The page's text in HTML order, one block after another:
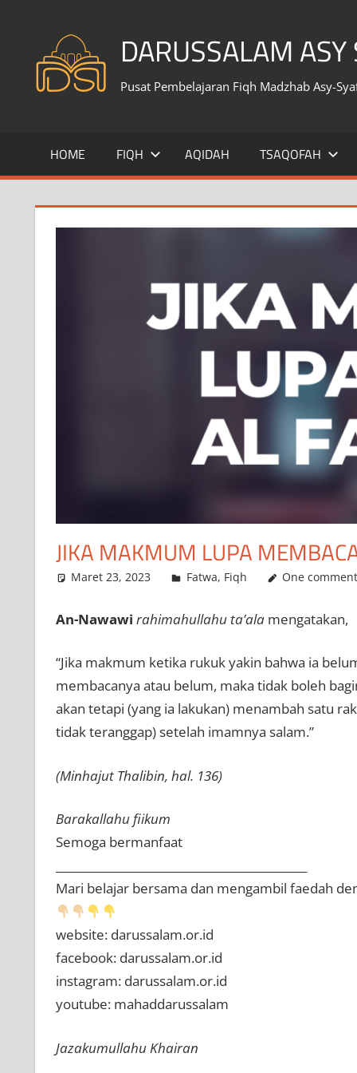
content
DARUSSALAM ASY
Pusat Pembelajaran Fiqh Madzhab Asy-
HOME FIQH AQIDAH TSAQOFAH
JIKA MAKMUM LUPA
Maret 23, 2023 a.siddik
Fatwa, Fiqh One comment
An-Nawawi rahimahullahu ta’alamengatakan,
“Jika makmum ketika rukuk yakin bahwa ia
membacanya atau belum, maka tidak boleh
akan tetapi (yang ia lakukan) menambah satu
tidak teranggap) setelah imamnya salam.”
(Minhajut Thalibin, hal. 136)
Barakallahu fiikum
Semoga bermanfaat
Mari belajar bersama dan mengambil faedah
website: darussalam.or.id
facebook: darussalam.or.id
instagram: darussalam.or.id
youtube: mahaddarussalam
Jazakumullahu Khairan